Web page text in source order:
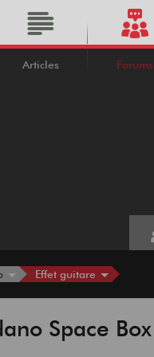
Articles Forums
Effet guitare
Space Box